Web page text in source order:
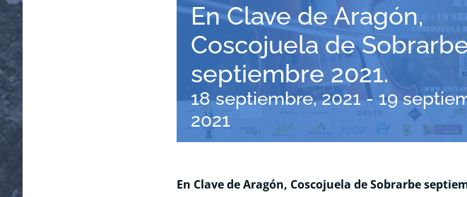
En Clave de Aragón,
Coscojuela de
septiembre 2021.
18 septiembre, 2021- 19
2021
En Clave de Aragón, Coscojuela de Sobrarbe